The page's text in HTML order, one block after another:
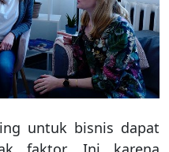
untuk bisnis dapat